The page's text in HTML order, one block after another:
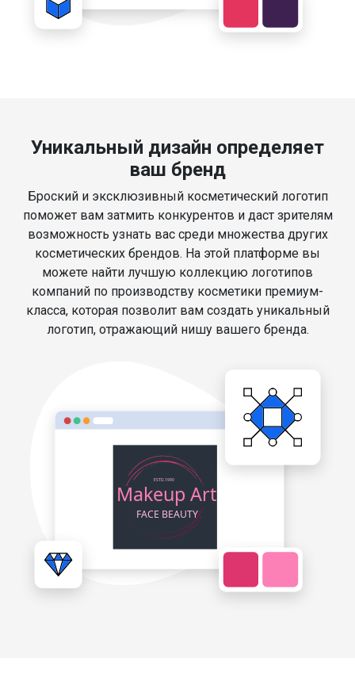
Уникальный дизайн определяет
ваш бренд
Броский и эксклюзивный косметический логотип
поможет вам затмить конкурентов и даст зрителям
возможность узнать вас среди множества других
косметических брендов. На этой платформе вы
можете найти лучшую коллекцию логотипов
компаний по производству косметики премиум-
класса, которая позволит вам создать уникальный
логотип, отражающий нишу вашего бренда.